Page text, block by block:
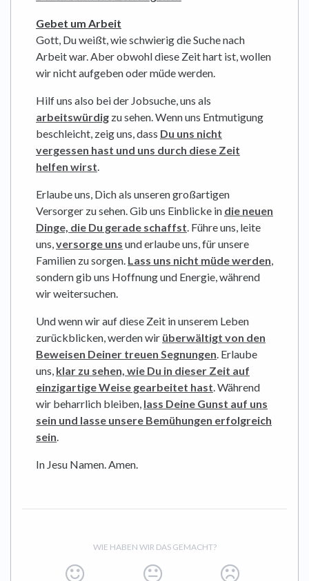
Gebet um Arbeit
Gott, Du weißt, wie schwierig die Suche nach
Arbeit war. Aber obwohl diese Zeit hart ist, wollen
wir nicht aufgeben oder müde werden.
Hilf uns also bei der Jobsuche, uns als
arbeitswürdig zu sehen. Wenn uns Entmutigung
beschleicht, zeig uns, dass Du uns nicht
vergessen hast und uns durch diese Zeit
helfen wirst.
Erlaube uns, Dich als unseren großartigen
Versorger zu sehen. Gib uns Einblicke in die neuen
Dinge, die Du gerade schaffst. Führe uns, leite
uns,versorge uns und erlaube uns, für unsere
Familien zu sorgen. Lass uns nicht müde werden,
sondern gib uns Hoffnung und Energie, während
wir weitersuchen.
Und wenn wir auf diese Zeit in unserem Leben
zurückblicken, werden wir überwältigt von den
Beweisen Deiner treuen Segnungen. Erlaube
uns, klar zu sehen, wie Du in dieser Zeit auf
einzigartige Weise gearbeitet hast. Während
wir beharrlich bleiben, lass Deine Gunst auf uns
sein und lasse unsere Bemühungen erfolgreich
sein.
In Jesu Namen. Amen.
WIE HABEN WIR DAS GEMACHT?